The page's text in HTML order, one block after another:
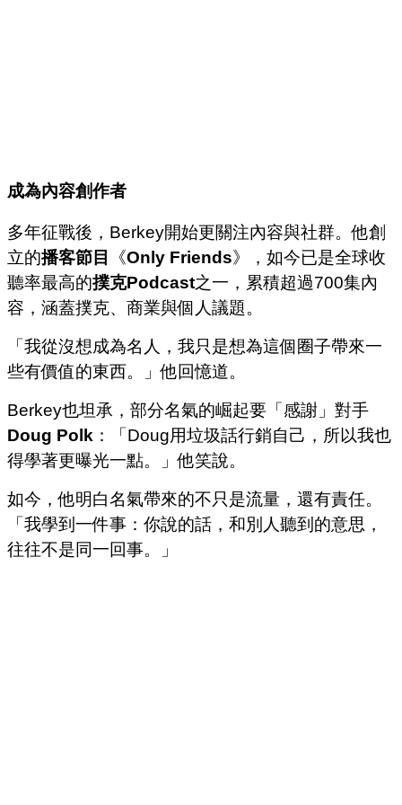
成為內容創作者
多年征戰後，Berkey開始更關注內容與社群。他創
立的播客節目 《Only Friends》，如今已是全球收
聽率最高的撲克Podcast之一，累積超過700集內
容，涵蓋撲克、商業與個人議題。
「我從沒想成為名人，我只是想為這個圈子帶來一
些有價值的東西。」他回憶道。
Berkey也坦承，部分名氣的崛起要「感謝」對手
Doug Polk ：「Doug用垃圾話行銷自己，所以我也
得學著更曝光一點。」他笑說。
如今，他明白名氣帶來的不只是流量，還有責任。
「我學到一件事：你說的話，和別人聽到的意思，
往往不是同一回事。」